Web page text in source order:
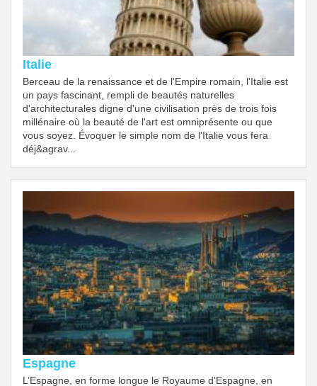
Italie
Berceau de la renaissance et de l'Empire romain, l'Italie est
un pays fascinant, rempli de beautés naturelles
d'architecturales digne d'une civilisation près de trois fois
millénaire où la beauté de l'art est omniprésente ou que
vous soyez. Évoquer le simple nom de l'Italie vous fera
déj&agrav...
Espagne
L’Espagne, en forme longue le Royaume d'Espagne, en